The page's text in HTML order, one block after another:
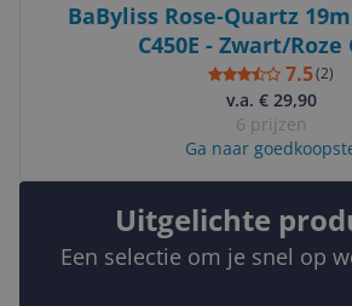
BaByliss Rose-Quartz
C450E - Zwart/Roze
7.5(2)
v.a. € 29,90
6 prijzen
Ga naar
Uitgelichte
Een selectie om je snel op